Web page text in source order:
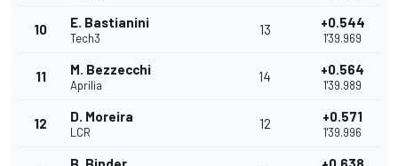
10 E. Bastianini
Tech3
13 +0.544
1'39.969
11 M. Bezzecchi
Aprilia
14 +0.564
1'39.989
12 D. Moreira
LCR
12 +0.571
1'39.996